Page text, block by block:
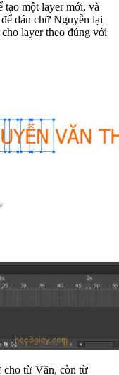
tạo một layer mới, và
để dán chữ Nguyễn lại
layer theo đúng với
cho từ Văn, còn từ